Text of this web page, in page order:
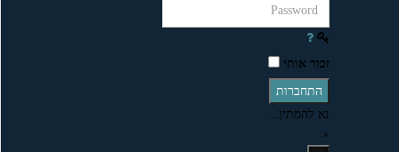
זכור אותי
התחברות
נא להמתין...
×